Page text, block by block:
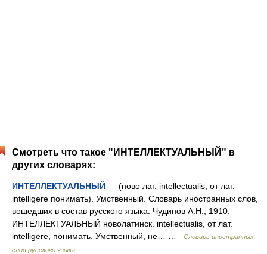
Смотреть что такое "ИНТЕЛЛЕКТУАЛЬНЫЙ" в
других словарях:
ИНТЕЛЛЕКТУАЛЬНЫЙ — (ново лат. intellectualis, от лат.
intelligere понимать). Умственный. Словарь иностранных слов,
вошедших в состав русского языка. Чудинов А.Н., 1910.
ИНТЕЛЛЕКТУАЛЬНЫЙ новолатинск. intellectualis, от лат.
intelligere, понимать. Умственный, не… …
Словарь иностранных
слов русского языка